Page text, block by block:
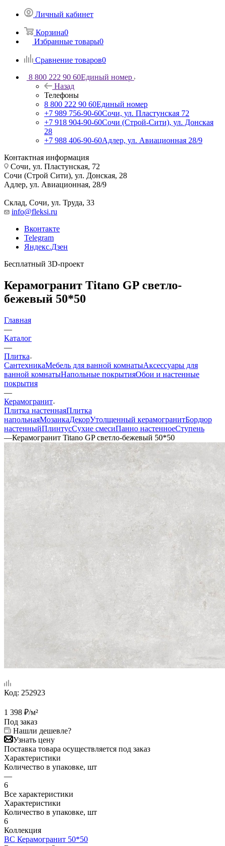
Личный кабинет
Корзина0
Избранные товары0
Сравнение товаров0
8 800 222 90 60Единый номер
Назад
Телефоны
8 800 222 90 60Единый номер
+7 989 756-90-60Сочи, ул. Пластунская 72
+7 918 904-90-60Сочи (Строй-Сити), ул. Донская
28
+7 988 406-90-60Адлер, ул. Авиационная 28/9
Контактная информация
Сочи, ул. Пластунская, 72
Сочи (Строй Сити), ул. Донская, 28
Адлер, ул. Авиационная, 28/9
Склад, Сочи, ул. Труда, 33
info@fleksi.ru
Вконтакте
Telegram
Яндекс.Дзен
Бесплатный 3D-проект
Керамогранит Titano GP светло-
бежевый 50*50
Главная
—
Каталог
—
Плитка
СантехникаМебель для ванной комнатыАксессуары для
ванной комнатыНапольные покрытияОбои и настенные
покрытия
—
Керамогранит
Плитка настеннаяПлитка
напольнаяМозаикаДекорУтолщенный керамогранитБордюр
настенныйПлинтусСухие смесиПанно настенноеСтупень
—Керамогранит Titano GP светло-бежевый 50*50
Код: 252923
1 398 ₽/м²
Под заказ
Нашли дешевле?
Узнать цену
Поставка товара осуществляется под заказ
Характеристики
Количество в упаковке, шт
—
6
Все характеристики
Характеристики
Количество в упаковке, шт
6
Коллекция
BC Керамогранит 50*50